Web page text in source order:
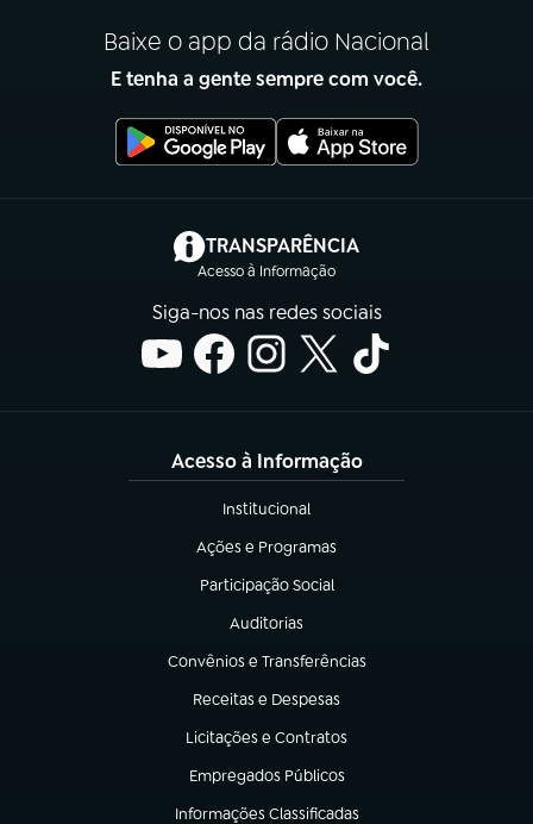
Baixe o app da rádio Nacional
E tenha a gente sempre com você.
TRANSPARÊNCIA
Acesso à Informação
(abre em nova aba)
Siga-nos nas redes sociais
Acesso à Informação
Institucional
(abre em nova aba)
Ações e Programas
(abre em nova aba)
Participação Social
(abre em nova aba)
Auditorias
(abre em nova aba)
Convênios e Transferências
(abre em nova aba)
Receitas e Despesas
(abre em nova aba)
Licitações e Contratos
(abre em nova aba)
Empregados Públicos
(abre em nova aba)
Informações Classificadas